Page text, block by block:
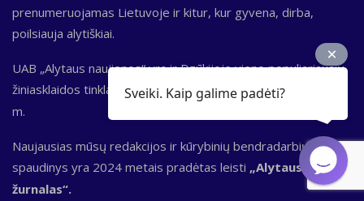
prenumeruojamas Lietuvoje ir kitur, kur gyvena, dirba,
poilsiauja alytiškiai.
UAB „Alytaus naujienos“ yra ir Dzūkijoje vieno populiariausių
žiniasklaidos tinklapiųAlytausnaujienos.ltleidėja nuo 2000
m.
Naujausias mūsų redakcijos ir kūrybinių bendradarbių
spaudinys yra 2024 metais pradėtas leisti „Alytaus
žurnalas“.
Sveiki. Kaip galime padėti?